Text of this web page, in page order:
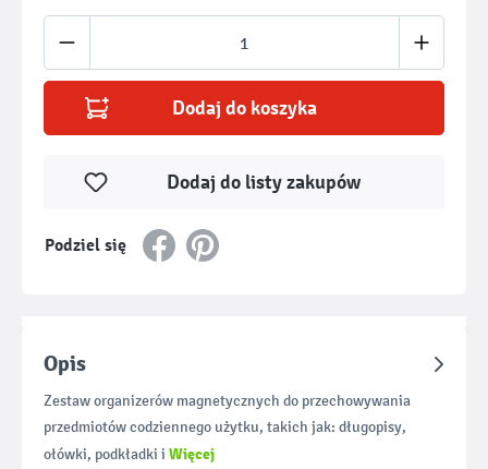
Ilość produktu: Wprowadź żądaną ilość
Dodaj do koszyka
Podziel się
Dodaj do listy zakupów
Opis
Zestaw organizerów magnetycznych do przechowywania
przedmiotów codziennego użytku, takich jak: długopisy,
ołówki, podkładki i Więcej